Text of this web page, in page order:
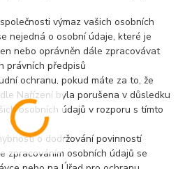
výmaz vašich osobních
nejedná o osobní údaje, které je
nebo oprávněn dále zpracovávat
právních předpisů
ochranu, pokud máte za to, že
Nařízení byla porušena v důsledku
osobních údajů v rozporu s tímto
o dodržování povinností
zpracováním osobních údajů se